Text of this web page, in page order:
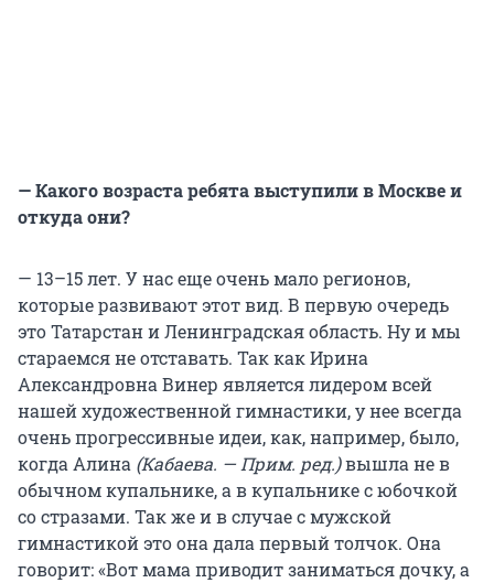
— Какого возраста ребята выступили в Москве и
откуда они?
— 13–15 лет. У нас еще очень мало регионов,
которые развивают этот вид. В первую очередь
это Татарстан и Ленинградская область. Ну и мы
стараемся не отставать. Так как Ирина
Александровна Винер является лидером всей
нашей художественной гимнастики, у нее всегда
очень прогрессивные идеи, как, например, было,
когда Алина (Кабаева. — Прим. ред.)вышла не в
обычном купальнике, а в купальнике с юбочкой
со стразами. Так же и в случае с мужской
гимнастикой это она дала первый толчок. Она
говорит: «Вот мама приводит заниматься дочку, а